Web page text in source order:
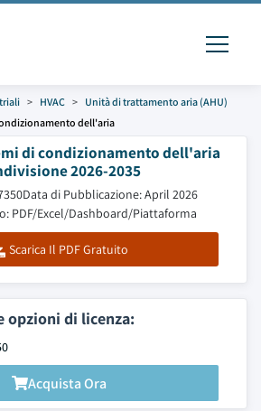
HVAC
Unità di trattamento aria (AHU)
dell'aria
di condizionamento dell'aria
2026-2035
Data di Pubblicazione: April 2026
PDF/Excel/Dashboard/Piattaforma
Scarica Il PDF Gratuito
opzioni di licenza:
Acquista Ora